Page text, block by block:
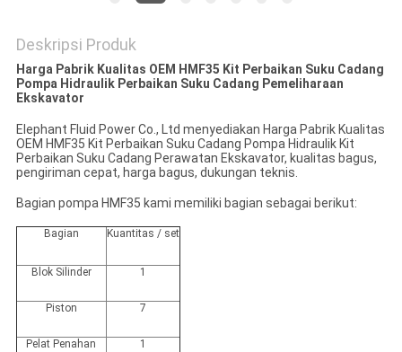
Deskripsi Produk
Harga Pabrik Kualitas OEM HMF35 Kit Perbaikan Suku Cadang
Pompa Hidraulik Perbaikan Suku Cadang Pemeliharaan
Ekskavator
Elephant Fluid Power Co., Ltd menyediakan Harga Pabrik Kualitas
OEM HMF35 Kit Perbaikan Suku Cadang Pompa Hidraulik Kit
Perbaikan Suku Cadang Perawatan Ekskavator, kualitas bagus,
pengiriman cepat, harga bagus, dukungan teknis.
Bagian pompa HMF35 kami memiliki bagian sebagai berikut:
Bagian Kuantitas / set
Blok Silinder 1
Piston 7
Pelat Penahan 1